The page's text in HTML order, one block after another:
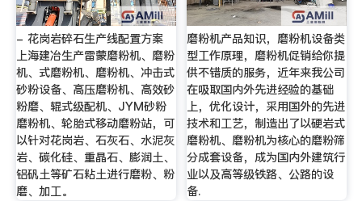
- 花岗岩碎石生产线配置方案
上海建冶生产雷蒙磨粉机、磨粉
机、式磨粉机、磨粉机、冲击式
砂粉设备、高压磨粉机、高效砂
粉磨、辊式级配机、JYM砂粉
磨粉机、轮胎式移动磨粉站，可
以针对花岗岩、石灰石、水泥灰
岩、碳化硅、重晶石、膨润土、
铝矾土等矿石粘土进行磨粉、粉
磨、加工。
磨粉机产品知识，磨粉机设备类
型工作原理，磨粉机促销给你提
供不错质的服务，近年来我公司
在吸取国内外先进经验的基础
上，优化设计，采用国外的先进
技术和工艺，制造出了以硬岩式
磨粉机、磨粉机为核心的磨粉筛
分成套设备，成为国内外建筑行
业以及高等级铁路、公路的设
备.